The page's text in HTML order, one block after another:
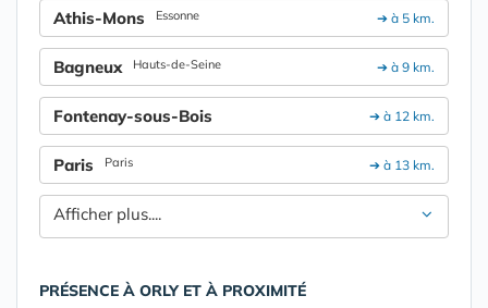
➔ à 5 km.
Athis-Mons Essonne
➔ à 9 km.
Bagneux Hauts-de-Seine
➔ à 12 km.
Fontenay-sous-Bois
➔ à 13 km.
Paris Paris
Afficher plus....
PRÉSENCE À ORLY ET À PROXIMITÉ